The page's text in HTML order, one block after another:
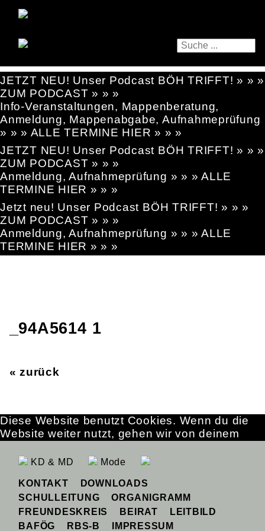
JETZT NEU! Unser Podcast BÖH TRIFFT! » » »
ZUM PODCAST » » »
Info-Veranstaltungen, Mappenberatung,
Anmeldung, Mappenabgabe, Aufnahmeprüfung
» » » ALLE TERMINE HIER » » »
JETZT NEU! Unser Podcast BÖH TRIFFT! » » »
ZUM PODCAST » » »
Anmeldung, Aufnahmeprüfung » » » ALLE
TERMINE HIER » » »
Jetzt neu! Unser Podcast BÖH TRIFFT! » » »
ZUM PODCAST » » »
Anmeldung, Aufnahmeprüfung » » » ALLE
TERMINE HIER » » »
_94A5614 1
« zurück
KD & MD Mode
KONTAKT
DOWNLOADS
SCHULLEITUNG
ORGANIGRAMM
FREUNDESKREIS
BEIRAT
LEITBILD
BAFÖG
RBS-B IMPRESSUM
Diese Website benutzt Cookies. Wenn du die
Website weiter nutzt, gehen wir von deinem